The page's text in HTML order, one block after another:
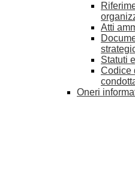
Atti
Statuti
Codice
Oneri